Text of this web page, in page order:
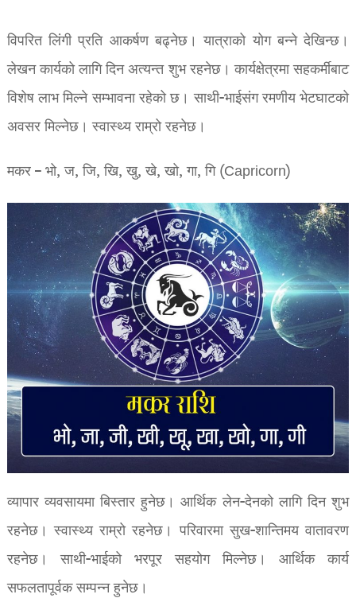
विपरित लिंगी प्रति आकर्षण बढ्नेछ। यात्राको योग बन्ने देखिन्छ।
लेखन कार्यको लागि दिन अत्यन्त शुभ रहनेछ। कार्यक्षेत्रमा सहकर्मीबाट
विशेष लाभ मिल्ने सम्भावना रहेको छ। साथी-भाईसंग रमणीय भेटघाटको
अवसर मिल्नेछ। स्वास्थ्य राम्रो रहनेछ।
मकर – भो, ज, जि, खि, खु, खे, खो, गा, गि (Capricorn)
व्यापार व्यवसायमा बिस्तार हुनेछ। आर्थिक लेन-देनको लागि दिन शुभ
रहनेछ। स्वास्थ्य राम्रो रहनेछ। परिवारमा सुख-शान्तिमय वातावरण
रहनेछ। साथी-भाईको भरपूर सहयोग मिल्नेछ। आर्थिक कार्य
सफलतापूर्वक सम्पन्न हुनेछ।